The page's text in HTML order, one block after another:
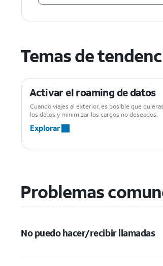
Temas de
Activar el roaming de datos
Cuando viajes al exterior, es posible que
los datos y minimizar los cargos no deseados.
Explorar
Problemas
No puedo hacer/recibir llamadas